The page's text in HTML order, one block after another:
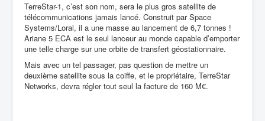
TerreStar-1, c’est son nom, sera le plus gros satellite de
télécommunications jamais lancé. Construit par Space
Systems/Loral, il a une masse au lancement de 6,7 tonnes !
Ariane 5 ECA est le seul lanceur au monde capable d’emporter
une telle charge sur une orbite de transfert géostationnaire.
Mais avec un tel passager, pas question de mettre un
deuxième satellite sous la coiffe, et le propriétaire, TerreStar
Networks, devra régler tout seul la facture de 160 M€.